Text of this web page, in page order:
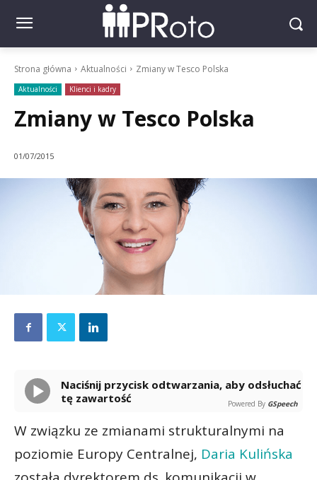
Strona główna Aktualności Zmiany w Tesco Polska
Aktualności Klienci i kadry
Zmiany w Tesco Polska
01/07/2015
Naciśnij przycisk odtwarzania, aby odsłuchać
tę zawartość
Powered By GSpeech
W związku ze zmianami strukturalnymi na
poziomie Europy Centralnej, Daria Kulińska